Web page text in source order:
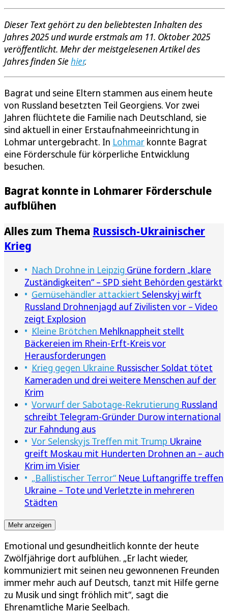
Dieser Text gehört zu den beliebtesten Inhalten des
Jahres 2025 und wurde erstmals am 11. Oktober 2025
veröffentlicht. Mehr der meistgelesenen Artikel des
Jahres finden Siehier.
Bagrat und seine Eltern stammen aus einem heute
von Russland besetzten Teil Georgiens. Vor zwei
Jahren flüchtete die Familie nach Deutschland, sie
sind aktuell in einer Erstaufnahmeeinrichtung in
Lohmar untergebracht. In Lohmar konnte Bagrat
eine Förderschule für körperliche Entwicklung
besuchen.
Bagrat konnte in Lohmarer Förderschule
aufblühen
Alles zum Thema Russisch-Ukrainischer
Krieg
Nach Drohne in Leipzig Grüne fordern „klare
Zuständigkeiten“ – SPD sieht Behörden gestärkt
Gemüsehändler attackiert Selenskyj wirft
Russland Drohnenjagd auf Zivilisten vor – Video
zeigt Explosion
Kleine Brötchen Mehlknappheit stellt
Bäckereien im Rhein-Erft-Kreis vor
Herausforderungen
Krieg gegen Ukraine Russischer Soldat tötet
Kameraden und drei weitere Menschen auf der
Krim
Vorwurf der Sabotage-Rekrutierung Russland
schreibt Telegram-Gründer Durow international
zur Fahndung aus
Vor Selenskyjs Treffen mit Trump Ukraine
greift Moskau mit Hunderten Drohnen an – auch
Krim im Visier
„Ballistischer Terror“ Neue Luftangriffe treffen
Ukraine – Tote und Verletzte in mehreren
Städten
Mehr anzeigen
Emotional und gesundheitlich konnte der heute
Zwölfjährige dort aufblühen. „Er lacht wieder,
kommuniziert mit seinen neu gewonnenen Freunden
immer mehr auch auf Deutsch, tanzt mit Hilfe gerne
zu Musik und singt fröhlich mit“, sagt die
Ehrenamtliche Marie Seelbach.